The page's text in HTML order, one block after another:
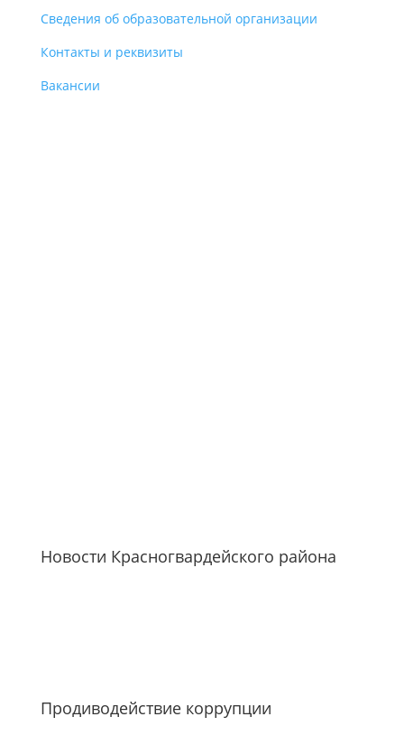
Сведения об образовательной организации
Контакты и реквизиты
Вакансии
Новости Красногвардейского района
Продиводействие коррупции